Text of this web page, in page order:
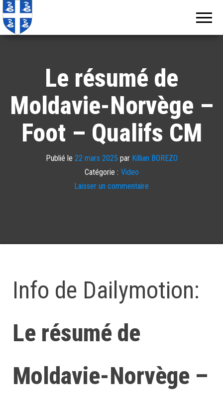
Le résumé de
Moldavie-Norvège –
Foot – Qualifs CM
Publié le 22 mars 2025 par Killian BOREZO
Catégorie : Video
Laisser un commentaire
Info de Dailymotion:
Le résumé de
Moldavie-Norvège –